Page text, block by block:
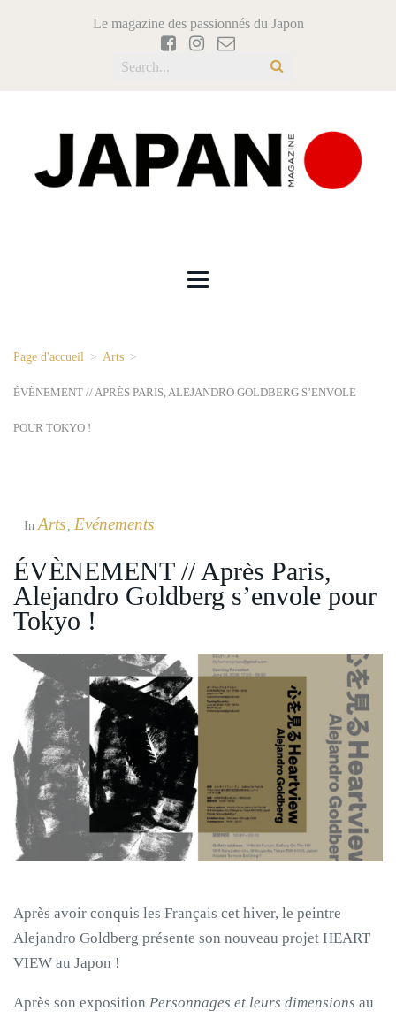
Le magazine des passionnés du Japon
Page d'accueil > Arts >
ÉVÈNEMENT // APRÈS PARIS, ALEJANDRO GOLDBERG S’ENVOLE
POUR TOKYO !
InArts , Evénements
ÉVÈNEMENT // Après Paris,
Alejandro Goldberg s’envole pour
Tokyo !
Après avoir conquis les Français cet hiver, le peintre
Alejandro Goldberg présente son nouveau projet HEART
VIEW au Japon !
Après son exposition Personnages et leurs dimensions au